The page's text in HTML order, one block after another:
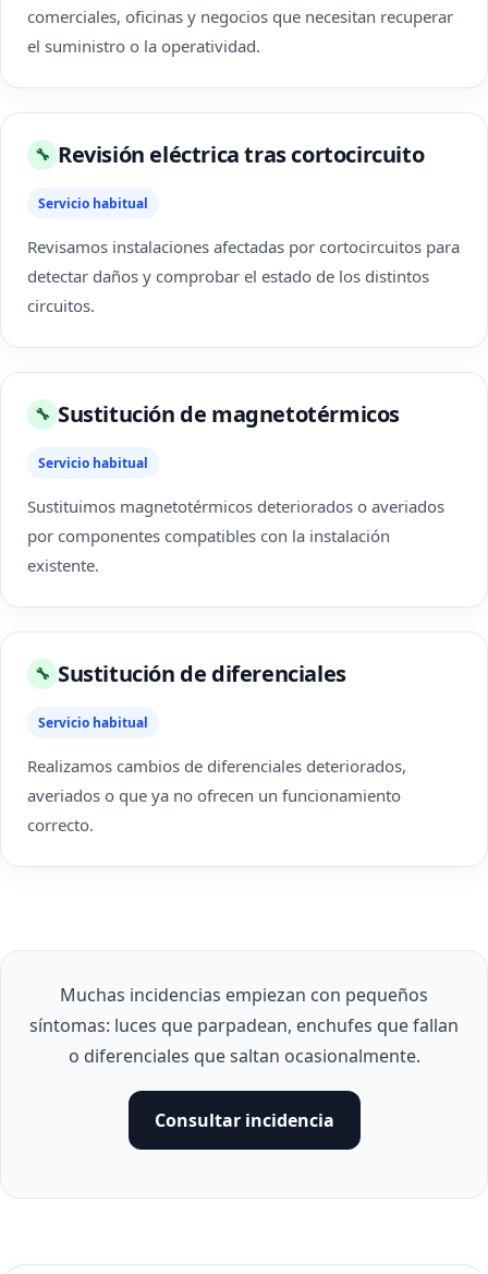
comerciales, oficinas y negocios que necesitan recuperar
el suministro o la operatividad.
🔧 Revisión eléctrica tras cortocircuito
Servicio habitual
Revisamos instalaciones afectadas por cortocircuitos para
detectar daños y comprobar el estado de los distintos
circuitos.
🔧 Sustitución de magnetotérmicos
Servicio habitual
Sustituimos magnetotérmicos deteriorados o averiados
por componentes compatibles con la instalación
existente.
🔧 Sustitución de diferenciales
Servicio habitual
Realizamos cambios de diferenciales deteriorados,
averiados o que ya no ofrecen un funcionamiento
correcto.
Muchas incidencias empiezan con pequeños
síntomas: luces que parpadean, enchufes que fallan
o diferenciales que saltan ocasionalmente.
Consultar incidencia